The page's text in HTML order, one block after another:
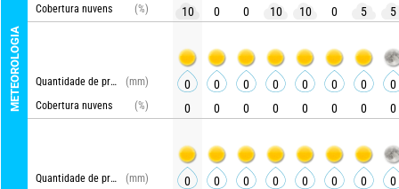
METEOROLOGIA
Cobertura nuvens
(%)
Quantidade de precipitações
(mm)
Cobertura nuvens
(%)
Quantidade de precipitações
(mm)
10
0 0 10 10 0 5 5
0 0 0 0 0 0 0
0
0
0 0 0 0 0 0 0
0 0 0 0 0 0 0
0